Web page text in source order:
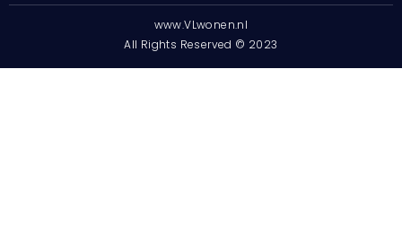
www.VLwonen.nl
All Rights Reserved © 2023